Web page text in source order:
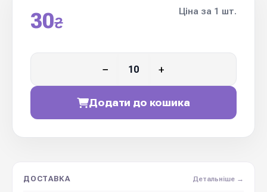
30₴
Ціна за 1 шт.
− +
Додати до кошика
ДОСТАВКА Детальніше →